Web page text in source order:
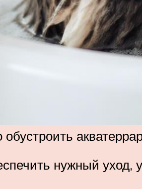
нужный уход,